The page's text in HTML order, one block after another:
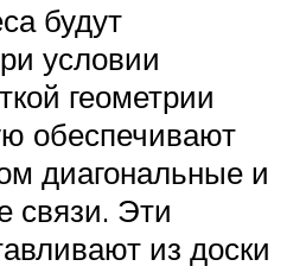
будут
условии
геометрии
обеспечивают
диагональные и
связи. Эти
из доски